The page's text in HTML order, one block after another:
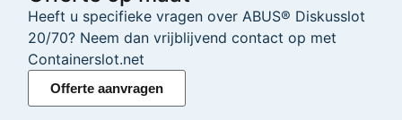
Heeft u specifieke vragen over ABUS® Diskusslot
20/70? Neem dan vrijblijvend contact op met
Containerslot.net
Offerte aanvragen